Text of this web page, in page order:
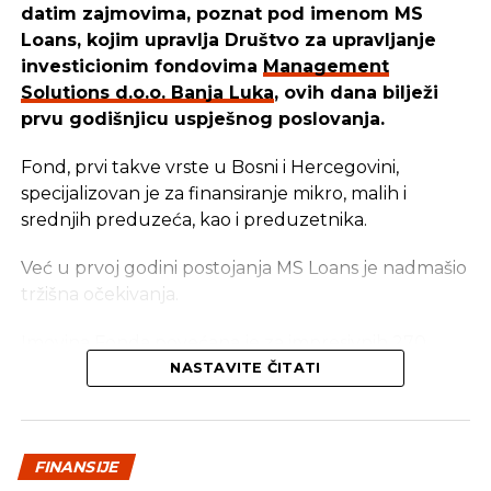
SLIČNE TEME: BRČKO AUTOPUT
SLEDEĆI
Naftne kompanije se uključuju u rudarenje
bitcoina
NE PROPUSTITE
MMF Srbiji odobrio aranžman od 2,4 milijarde
evra
datim zajmovima, poznat pod imenom MS
Loans, kojim upravlja Društvo za upravljanje
investicionim fondovima Management
Solutions d.o.o. Banja Luka, ovih dana bilježi
prvu godišnjicu uspješnog poslovanja.
Fond, prvi takve vrste u Bosni i Hercegovini,
specijalizovan je za finansiranje mikro, malih i
srednjih preduzeća, kao i preduzetnika.
Već u prvoj godini postojanja MS Loans je nadmašio
tržišna očekivanja.
odsto, a ostvareni prinos iznosi oko 12 odsto, čime je
investitori.
Ono što izdvaja MS Loans na domaćem tržištu jeste
NASTAVITE ČITATI
FINANSIJE